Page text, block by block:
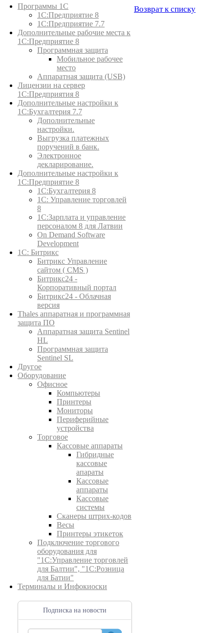
Программы 1С
1С:Предприятие 8
1С:Предприятие 7.7
Дополнительные рабочие места к
1С:Предприятие 8
Программная защита
Мобильное рабочее
место
Аппаратная защита (USB)
Лицензии на сервер
1С:Предприятия 8
Дополнительные настройки к
1С:Бухгалтерия 7.7
Дополнительные
настройки.
Выгрузка платежных
поручений в банк.
Электронное
декларирование.
Дополнительные настройки к
1С:Предприятие 8
1С:Бухгалтерия 8
1C: Управление торговлей
8
1С:Зарплата и управление
персоналом 8 для Латвии
On Demand Software
Development
1С: Битрикс
Битрикс Управление
сайтом ( CMS )
Битрикс24 -
Корпоративный портал
Битрикс24 - Облачная
версия
Thales аппаратная и программная
защита ПО
Аппаратная защита Sentinel
HL
Программная защита
Sentinel SL
Другое
Оборудование
Офисное
Компьютеры
Принтеры
Мониторы
Периферийные
устройства
Торговое
Кассовые аппараты
Гибридные
кассовые
апараты
Кассовые
аппараты
Кассовые
системы
Сканеры штрих-кодов
Весы
Принтеры этикеток
Подключение торгового
оборудования для
"1С:Управление торговлей
для Балтии", "1С:Розница
для Батии"
Терминалы и Инфокиоски
Подписка на новости
Возврат к списку